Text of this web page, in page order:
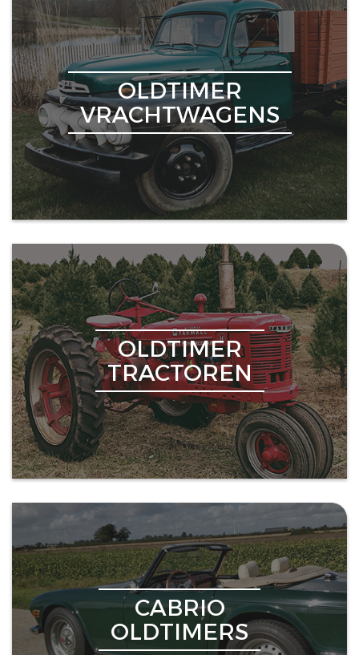
OLDTIMER
VRACHTWAGENS
OLDTIMER
TRACTOREN
CABRIO
OLDTIMERS